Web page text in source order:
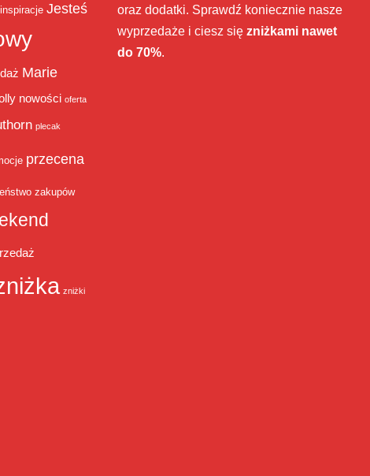
inspiracje Jesteś
Marie
nowości oferta
plecak
przecena
zakupów
zniżki
oraz dodatki. Sprawdź koniecznie nasze
wyprzedaże i ciesz się zniżkami nawet
do 70%.